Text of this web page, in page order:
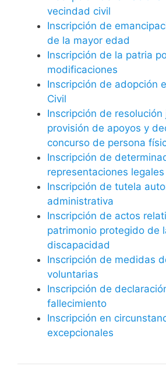
vecindad civil
Inscripción de
de la mayor edad
Inscripción de la patria
modificaciones
Inscripción de adopción
Civil
Inscripción de
provisión de apoyos y
concurso de persona
Inscripción de
representaciones legales
Inscripción de tutela
administrativa
Inscripción de actos
patrimonio protegido de
discapacidad
Inscripción de medidas
voluntarias
Inscripción de
fallecimiento
Inscripción en
excepcionales